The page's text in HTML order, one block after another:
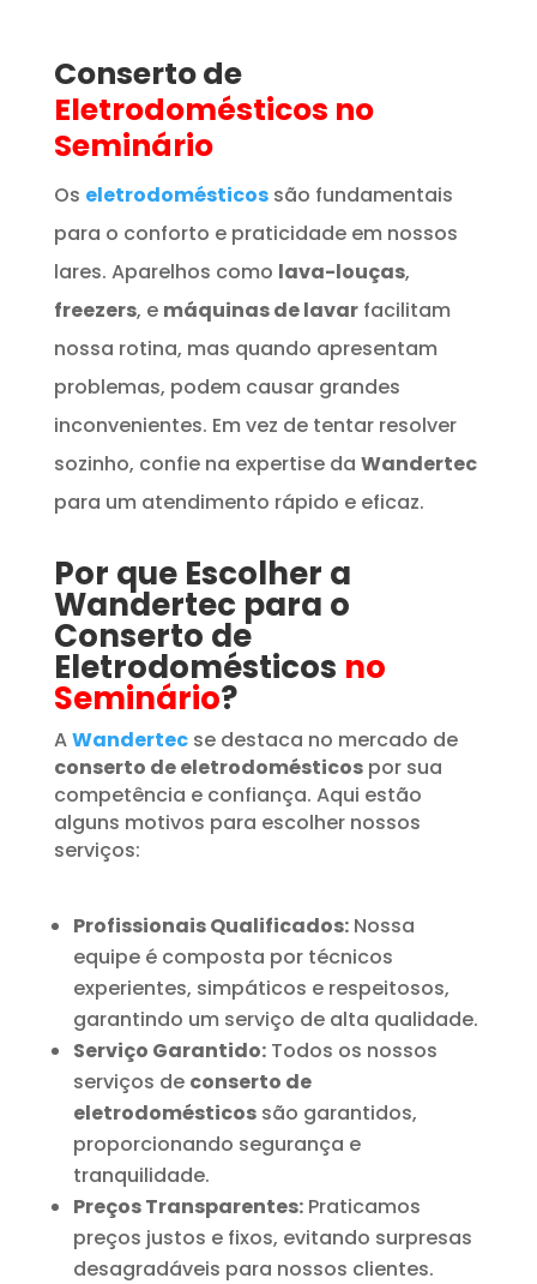
Conserto de
Eletrodomésticos no
Seminário
Os eletrodomésticos são fundamentais
para o conforto e praticidade em nossos
lares. Aparelhos como lava-louças,
freezers, e máquinas de lavarfacilitam
nossa rotina, mas quando apresentam
problemas, podem causar grandes
inconvenientes. Em vez de tentar resolver
sozinho, confie na expertise da Wandertec
para um atendimento rápido e eficaz.
Por que Escolher a
Wandertec para o
Conserto de
Eletrodomésticos no
Seminário?
AWandertecse destaca no mercado de
conserto de eletrodomésticospor sua
competência e confiança. Aqui estão
alguns motivos para escolher nossos
serviços:
Profissionais Qualificados:Nossa
equipe é composta por técnicos
experientes, simpáticos e respeitosos,
garantindo um serviço de alta qualidade.
Serviço Garantido:Todos os nossos
serviços de conserto de
eletrodomésticossão garantidos,
proporcionando segurança e
tranquilidade.
Preços Transparentes:Praticamos
preços justos e fixos, evitando surpresas
desagradáveis para nossos clientes.